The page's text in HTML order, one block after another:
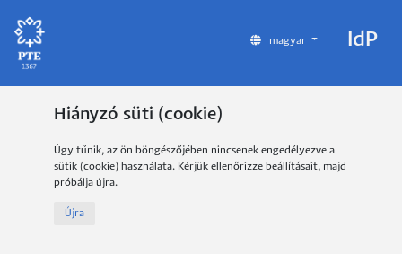
magyar IdP
Hiányzó süti (cookie)
Úgy tűnik, az ön böngészőjében nincsenek engedélyezve a
sütik (cookie) használata. Kérjük ellenőrizze beállításait, majd
próbálja újra.
Újra